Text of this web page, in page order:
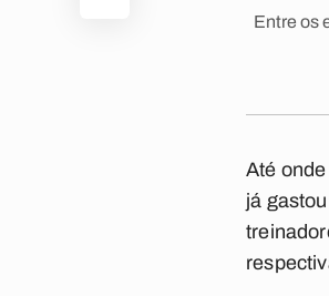
Entre os
Até
já